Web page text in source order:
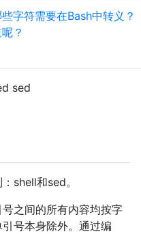
字符需要在Bash中转义？
？
sed
shell和sed。
之间的所有内容均按字
号本身除外。通过编